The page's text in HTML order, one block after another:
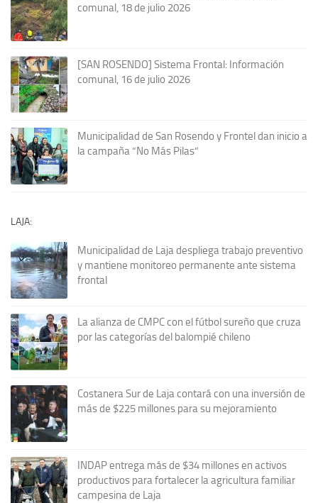
comunal, 18 de julio 2026
[SAN ROSENDO] Sistema Frontal: Información
comunal, 16 de julio 2026
Municipalidad de San Rosendo y Frontel dan inicio a
la campaña “No Más Pilas”
LAJA:
Municipalidad de Laja despliega trabajo preventivo
y mantiene monitoreo permanente ante sistema
frontal
La alianza de CMPC con el fútbol sureño que cruza
por las categorías del balompié chileno
Costanera Sur de Laja contará con una inversión de
más de $225 millones para su mejoramiento
INDAP entrega más de $34 millones en activos
productivos para fortalecer la agricultura familiar
campesina de Laja